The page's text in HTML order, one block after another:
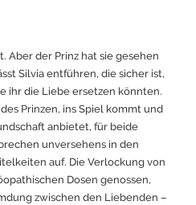
Aber der Prinz hat sie gesehen
Silvia entführen, die sicher ist,
ihr die Liebe ersetzen könnten.
Prinzen, ins Spiel kommt und
anbietet, für beide
unversehens in den
auf. Die Verlockung von
Dosen genossen,
zwischen den Liebenden –